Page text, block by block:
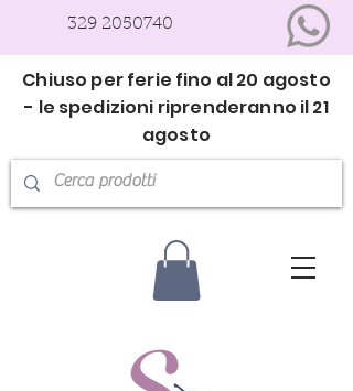
329 2050740
Chiuso per ferie fino al 20 agosto
- le spedizioni riprenderanno il 21
agosto